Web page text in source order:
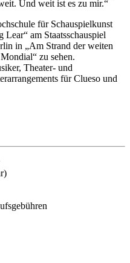
Und weit ist es zu mir.“
für Schauspielkunst
am Staatsschauspiel
in „Am Strand der weiten
zu sehen.
Theater- und
für Clueso und